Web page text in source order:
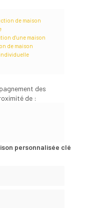
de maison
d'une maison
de maison
des
de :
personnalisée clé